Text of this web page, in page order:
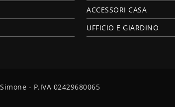
ACCESSORI CASA
UFFICIO E GIARDINO
- P.IVA 02429680065